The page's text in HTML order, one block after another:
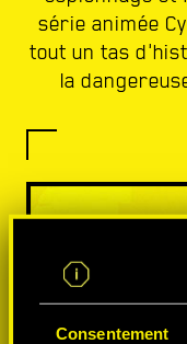
Consentement
série animée
tout un tas
la